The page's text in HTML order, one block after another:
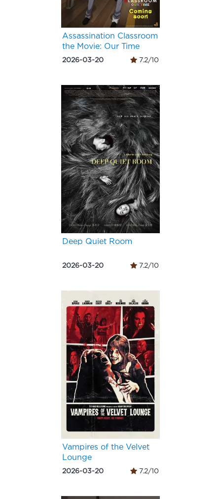
Assassination Classroom
the Movie: Our Time
2026-03-20 7.2/10
Deep Quiet Room
2026-03-20 7.2/10
Vampires of the Velvet
Lounge
2026-03-20 7.2/10